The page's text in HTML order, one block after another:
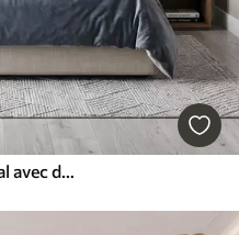
Peintures murales Jardin impérial avec des animaux de style oriental : singe, léopard, tigre, paon et héron